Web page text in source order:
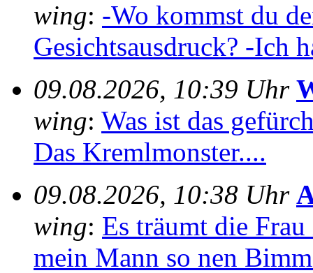
wing: -Wo kommst du
Gesichtsausdruck? -Ich
09.08.2026, 10:39 Uhr
wing: Was ist das
Das Kremlmonster....
09.08.2026, 10:38 Uhr
wing: Es träumt die
mein Mann so nen